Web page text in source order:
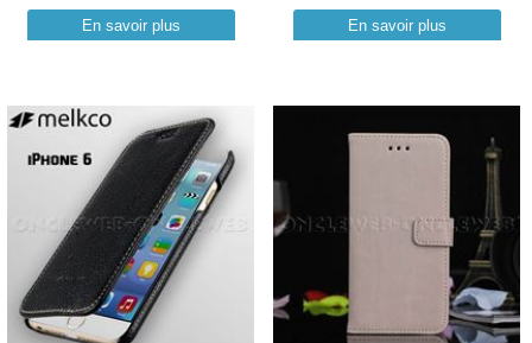
En savoir plus En savoir plus